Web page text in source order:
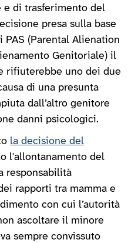
di trasferimento del
presa sulla base
(Parental Alienation
Genitoriale) il
rifiuterebbe uno dei due
di una presunta
dall’altro genitore
danni psicologici.
la decisione del
l'allontanamento del
responsabilità
rapporti tra mamma e
con cui l’autorità
ascoltare il minore
sempre convissuto